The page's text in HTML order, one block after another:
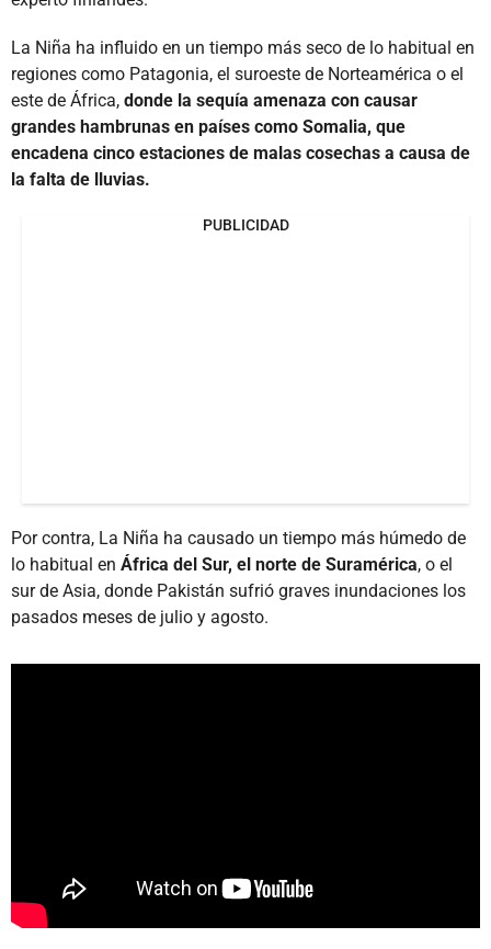
La Niña ha influido en un tiempo más seco de lo habitual en
regiones como Patagonia, el suroeste de Norteamérica o el
este de África, donde la sequía amenaza con causar
grandes hambrunas en países como Somalia, que
encadena cinco estaciones de malas cosechas a causa de
la falta de lluvias.
PUBLICIDAD
Por contra, La Niña ha causado un tiempo más húmedo de
lo habitual en África del Sur, el norte de Suramérica, o el
sur de Asia, donde Pakistán sufrió graves inundaciones los
pasados meses de julio y agosto.